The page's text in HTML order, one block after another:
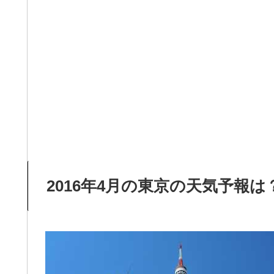
2016年4月の東京の天気予報は